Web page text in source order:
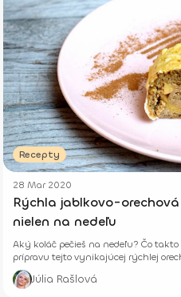
Recepty
28 Mar 2020
Rýchla jablkovo-
nielen na nedeľu
Aký koláč pečieš na nedeľu? Čo
prípravu tejto vynikajúcej rýchlej
Júlia Rašlová